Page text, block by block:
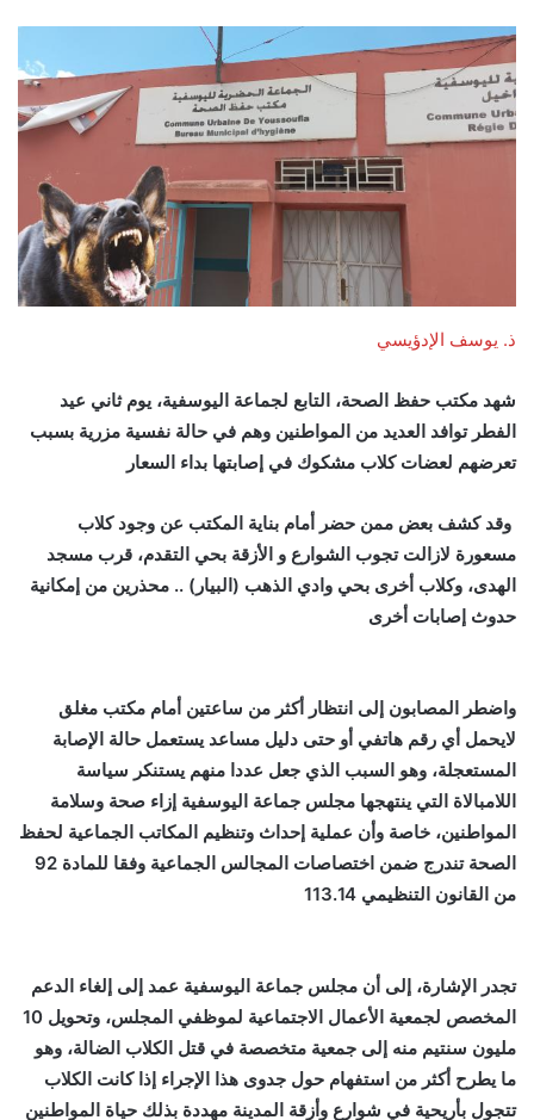
ذ. يوسف الإدؤيسي
شهد مكتب حفظ الصحة، التابع لجماعة اليوسفية، يوم ثاني عيد
الفطر توافد العديد من المواطنين وهم في حالة نفسية مزرية بسبب
تعرضهم لعضات كلاب مشكوك في إصابتها بداء السعار
وقد كشف بعض ممن حضر أمام بناية المكتب عن وجود كلاب
مسعورة لازالت تجوب الشوارع و الأزقة بحي التقدم، قرب مسجد
الهدى، وكلاب أخرى بحي وادي الذهب (البيار) .. محذرين من إمكانية
حدوث إصابات أخرى
واضطر المصابون إلى انتظار أكثر من ساعتين أمام مكتب مغلق
لايحمل أي رقم هاتفي أو حتى دليل مساعد يستعمل حالة الإصابة
المستعجلة، وهو السبب الذي جعل عددا منهم يستنكر سياسة
اللامبالاة التي ينتهجها مجلس جماعة اليوسفية إزاء صحة وسلامة
المواطنين، خاصة وأن عملية إحداث وتنظيم المكاتب الجماعية لحفظ
الصحة تندرج ضمن اختصاصات المجالس الجماعية وفقا للمادة 92
من القانون التنظيمي 113.14
تجدر الإشارة، إلى أن مجلس جماعة اليوسفية عمد إلى إلغاء الدعم
المخصص لجمعية الأعمال الاجتماعية لموظفي المجلس، وتحويل 10
مليون سنتيم منه إلى جمعية متخصصة في قتل الكلاب الضالة، وهو
ما يطرح أكثر من استفهام حول جدوى هذا الإجراء إذا كانت الكلاب
تتجول بأريحية في شوارع وأزقة المدينة مهددة بذلك حياة المواطنين